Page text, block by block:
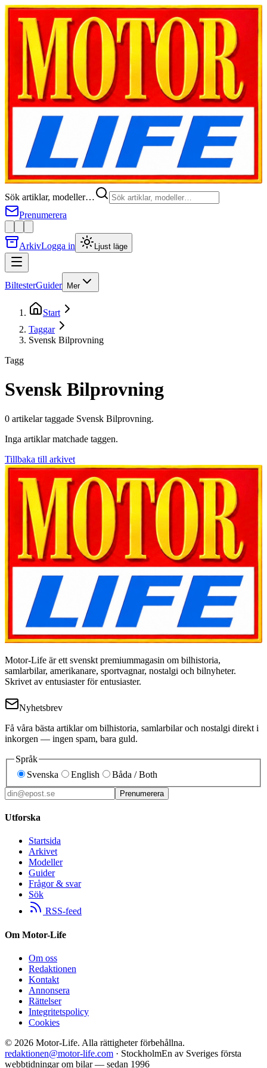
Sök artiklar, modeller…
Prenumerera
ArkivLogga in Ljust läge
BiltesterGuider Mer
Start
Taggar
Svensk Bilprovning
Tagg
Svensk Bilprovning
0 artikelartaggade Svensk Bilprovning.
Inga artiklar matchade taggen.
Tillbaka till arkivet
Motor-Life är ett svenskt premiummagasin om bilhistoria,
samlarbilar, amerikanare, sportvagnar, nostalgi och bilnyheter.
Skrivet av entusiaster för entusiaster.
Nyhetsbrev
Få våra bästa artiklar om bilhistoria, samlarbilar och nostalgi direkt i
inkorgen — ingen spam, bara guld.
Språk
Svenska
English Båda / Both
Prenumerera
Utforska
Startsida
Arkivet
Modeller
Guider
Frågor & svar
Sök
RSS-feed
Om Motor-Life
Om oss
Redaktionen
Kontakt
Annonsera
Rättelser
Integritetspolicy
Cookies
© 2026 Motor-Life. Alla rättigheter förbehållna.
redaktionen@motor-life.com · StockholmEn av Sveriges första
webbtidningar om bilar — sedan 1996